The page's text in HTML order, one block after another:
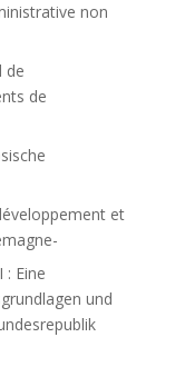
non
de
de
et
: Eine
und